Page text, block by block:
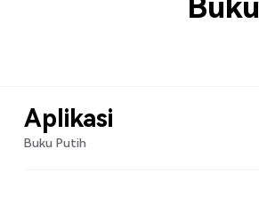
Aplikasi
Buku Putih